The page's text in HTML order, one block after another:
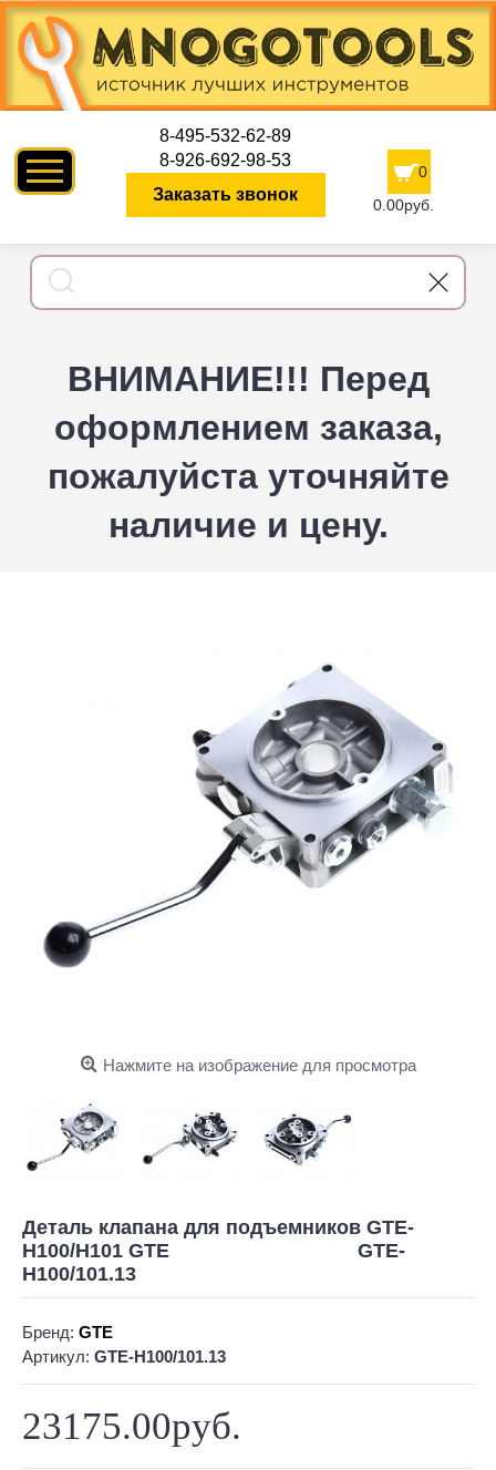
8-495-532-62-89
8-926-692-98-53
Заказать звонок
0
0.00руб.
ВНИМАНИЕ!!! Перед
оформлением заказа,
пожалуйста уточняйте
наличие и цену.
Нажмите на изображение для просмотра
Деталь клапана для подъемников GTE-
H100/H101 GTE GTE-
H100/101.13
Бренд: GTE
Артикул: GTE-H100/101.13
23175.00руб.